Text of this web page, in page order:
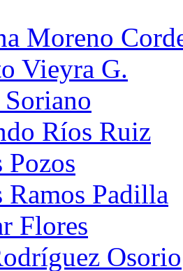
Moreno
Vieyra G.
Ríos Ruiz
Pozos
Ramos Padilla
Flores
Osorio